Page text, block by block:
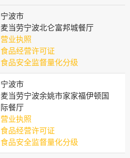
宁波市
麦当劳宁波北仑富邦城餐厅
营业执照
食品经营许可证
食品安全监督量化分级
宁波市
麦当劳宁波余姚市家家福伊顿国
际餐厅
营业执照
食品经营许可证
食品安全监督量化分级